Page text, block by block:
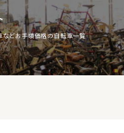
などお手頃価格の自転車一覧